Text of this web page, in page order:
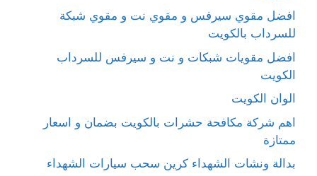
افضل مقوي سيرفس و مقوي نت و مقوي شبكة
للسرداب بالكويت
افضل مقويات شبكات و نت و سيرفس للسرداب
الكويت
الوان الكويت
اهم شركة مكافحة حشرات بالكويت بضمان و اسعار
ممتازة
بدالة ونشات الشهداء كرين سحب سيارات الشهداء